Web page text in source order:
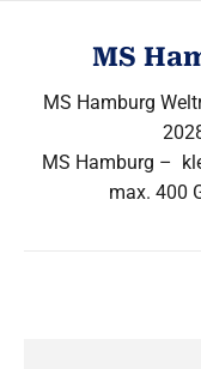
MS
MS Hamburg
MS Hamburg –
max. 400